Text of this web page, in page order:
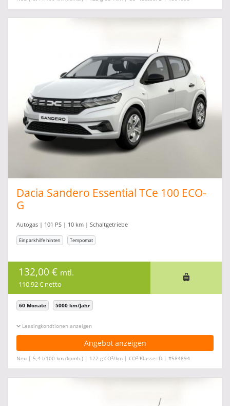
Dacia Sandero Essential TCe 100 ECO-
G
Autogas | 101 PS | 10 km | Schaltgetriebe
Einparkhilfe hinten Tempomat
132,00 € mtl.
110,92 € netto
60 Monate 5000 km/Jahr
Leasingkonditionen ein-/ausblenden
Angebot anzeigen
Neu | 5,4 l/100 km (komb.) | 122 g CO2/km | CO2-Klasse: D | #584894